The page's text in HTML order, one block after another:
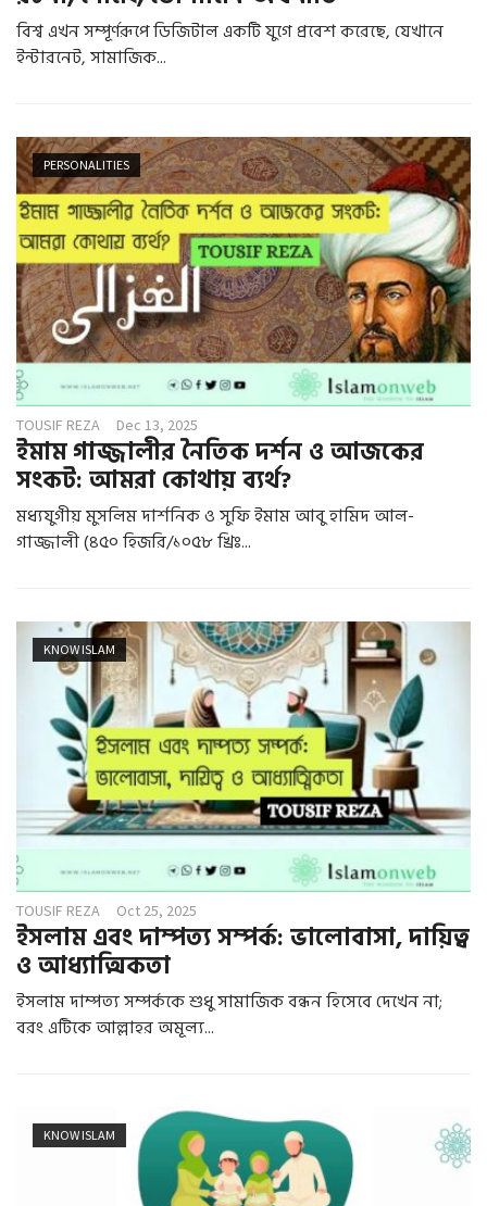
বিশ্ব এখন সম্পূর্ণরূপে ডিজিটাল একটি যুগে প্রবেশ করেছে, যেখানে
ইন্টারনেট, সামাজিক...
PERSONALITIES
TOUSIF REZA Dec 13, 2025
ইমাম গাজ্জালীর নৈতিক দর্শন ও আজকের
সংকট: আমরা কোথায় ব্যর্থ?
মধ্যযুগীয় মুসলিম দার্শনিক ও সুফি ইমাম আবু হামিদ আল-
গাজ্জালী (৪৫০ হিজরি/১০৫৮ খ্রিঃ...
KNOW ISLAM
TOUSIF REZA Oct 25, 2025
ইসলাম এবং দাম্পত্য সম্পর্ক: ভালোবাসা, দায়িত্ব
ও আধ্যাত্মিকতা
ইসলাম দাম্পত্য সম্পর্ককে শুধু সামাজিক বন্ধন হিসেবে দেখেন না;
বরং এটিকে আল্লাহর অমূল্য...
KNOW ISLAM